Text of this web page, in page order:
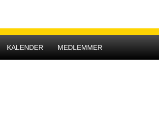
KALENDER MEDLEMMER